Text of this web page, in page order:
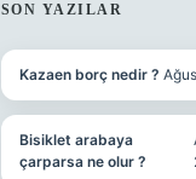
SIDEBAR
SON YAZILAR
Kazaen borç nedir ?
Bisiklet arabaya
çarparsa ne olur ?